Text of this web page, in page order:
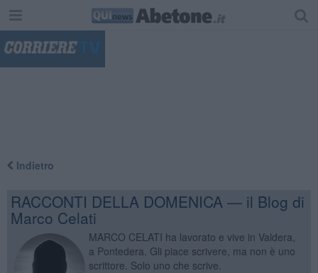
Indietro
RACCONTI DELLA DOMENICA — il Blog di
Marco Celati
MARCO CELATI ha lavorato e vive in Valdera,
a Pontedera. Gli piace scrivere, ma non è uno
scrittore. Solo uno che scrive.